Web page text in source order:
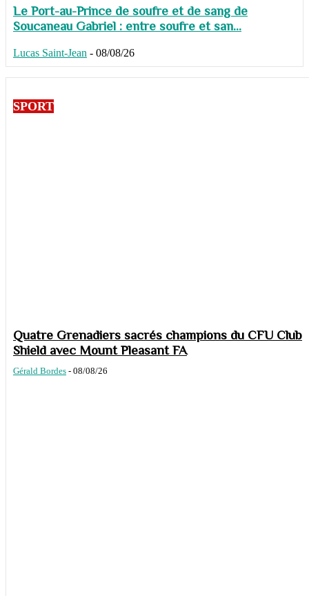
Le Port-au-Prince de soufre et de sang de
Soucaneau Gabriel : entre soufre et san...
Lucas Saint-Jean - 08/08/26
SPORT
Quatre Grenadiers sacrés champions du CFU Club
Shield avec Mount Pleasant FA
Gérald Bordes - 08/08/26